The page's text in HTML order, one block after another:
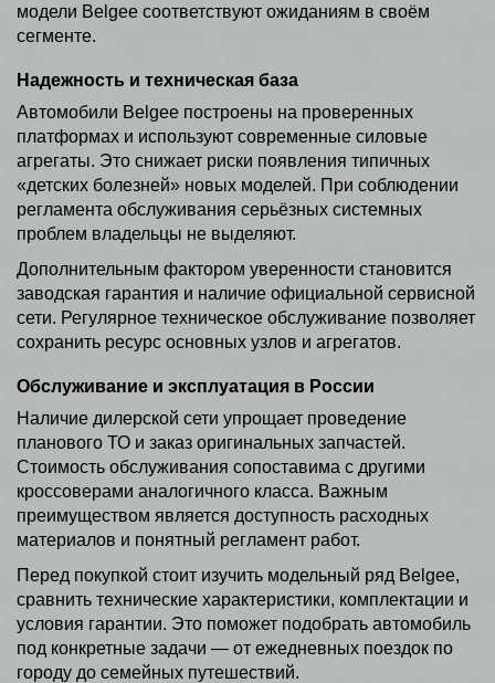
модели Belgee соответствуют ожиданиям в своём
сегменте.
Надежность и техническая база
Автомобили Belgee построены на проверенных
платформах и используют современные силовые
агрегаты. Это снижает риски появления типичных
«детских болезней» новых моделей. При соблюдении
регламента обслуживания серьёзных системных
проблем владельцы не выделяют.
Дополнительным фактором уверенности становится
заводская гарантия и наличие официальной сервисной
сети. Регулярное техническое обслуживание позволяет
сохранить ресурс основных узлов и агрегатов.
Обслуживание и эксплуатация в России
Наличие дилерской сети упрощает проведение
планового ТО и заказ оригинальных запчастей.
Стоимость обслуживания сопоставима с другими
кроссоверами аналогичного класса. Важным
преимуществом является доступность расходных
материалов и понятный регламент работ.
Перед покупкой стоит изучить модельный ряд Belgee,
сравнить технические характеристики, комплектации и
условия гарантии. Это поможет подобрать автомобиль
под конкретные задачи — от ежедневных поездок по
городу до семейных путешествий.